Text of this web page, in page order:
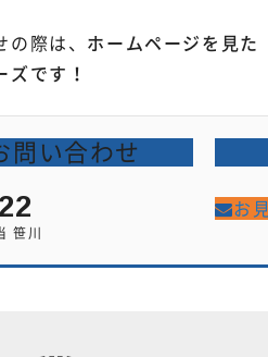
際は、 ホームページを見た
ズです！
問い合わせ
笹川
お